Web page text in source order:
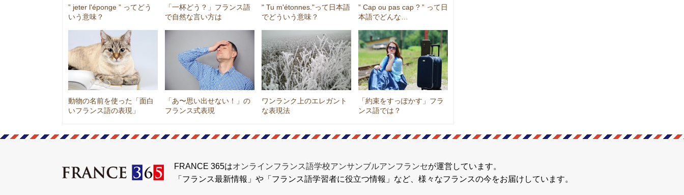
” jeter l'éponge ” ってどう
いう意味？
「一杯どう？」フランス語
で自然な言い方は
" Tu m'étonnes."って日本語
でどういう意味？
” Cap ou pas cap ? ” って日
本語でどんな…
動物の名前を使った「面白
いフランス語の表現」
「あ〜思い出せない！」の
フランス式表現
ワンランク上のエレガント
な表現法
「約束をすっぽかす」フラ
ンス語では？
FRANCE 365はオンラインフランス語学校アンサンブルアンフランセが運営しています。
「フランス最新情報」や「フランス語学習者に役立つ情報」など、様々なフランスの今をお届けしています。